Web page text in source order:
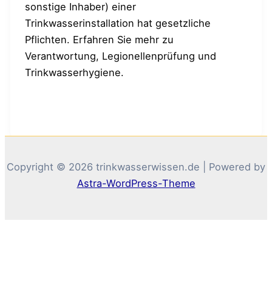
sonstige Inhaber) einer
Trinkwasserinstallation hat gesetzliche
Pflichten. Erfahren Sie mehr zu
Verantwortung, Legionellenprüfung und
Trinkwasserhygiene.
Copyright © 2026 trinkwasserwissen.de | Powered by
Astra-WordPress-Theme